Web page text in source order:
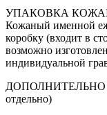
УПАКОВКА
Кожаный именной
коробку (входит в
возможно
индивидуальной
ДОПОЛНИТЕЛЬНО
отдельно)